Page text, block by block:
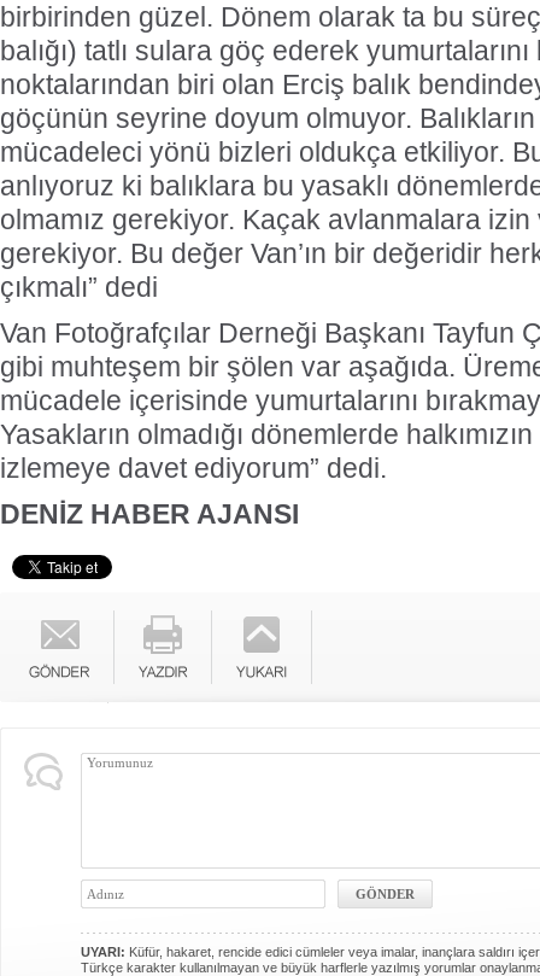
birbirinden güzel. Dönem olarak ta bu
balığı) tatlı sulara göç ederek yumurtalarını
noktalarından biri olan Erciş balık
göçünün seyrine doyum olmuyor.
mücadeleci yönü bizleri oldukça etkiliyor.
anlıyoruz ki balıklara bu yasaklı
olmamız gerekiyor. Kaçak avlanmalara
gerekiyor. Bu değer Van’ın bir değeridir
çıkmalı” dedi
Van Fotoğrafçılar Derneği Başkanı Tayfun
gibi muhteşem bir şölen var aşağıda.
mücadele içerisinde yumurtalarını
Yasakların olmadığı dönemlerde
izlemeye davet ediyorum” dedi.
DENİZ HABER AJANSI
UYARI: Küfür, hakaret, rencide edici cümleler veya imalar, inançlara saldırı
Türkçe karakter kullanılmayan ve büyük harflerle yazılmış yorumlar